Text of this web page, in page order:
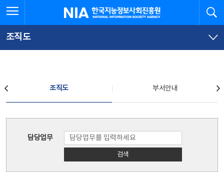
문
로
가
체
뉴
바
가
한국지능정보사회진흥원
조직도
조직도 부서안내
담당업무
검색